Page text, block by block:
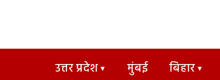
उत्तर प्रदेश मुंबई बिहार